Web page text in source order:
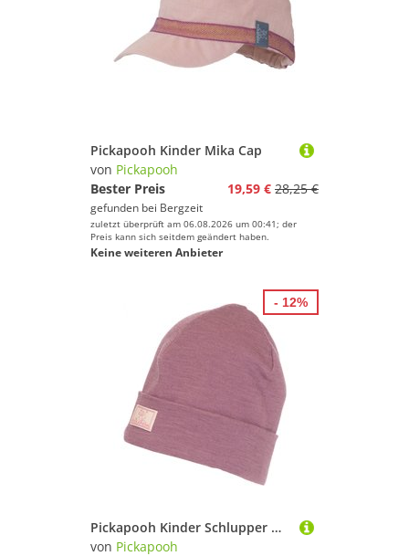
Pickapooh Kinder Mika Cap
von Pickapooh
Bester Preis
19,59 € 28,25 €
gefunden bei Bergzeit
zuletzt überprüft am 06.08.2026 um 00:41; der
Preis kann sich seitdem geändert haben.
Keine weiteren Anbieter
Pickapooh Kinder Schlupper Mütze
von Pickapooh
- 12%